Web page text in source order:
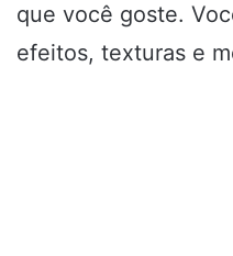
que você goste.
efeitos, texturas e